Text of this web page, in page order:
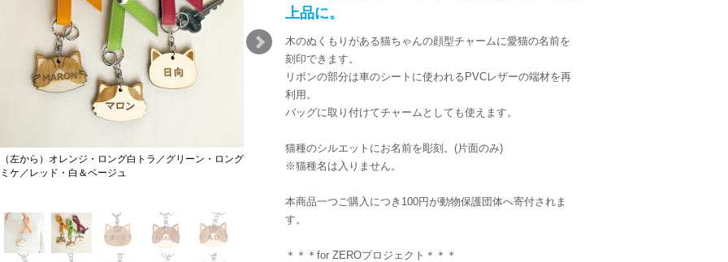
（左から）オレンジ・ロング白トラ／グリーン・ロング
ミケ／レッド・白＆ベージュ
上品に。
木のぬくもりがある猫ちゃんの顔型チャームに愛猫の名前を
刻印できます。
リボンの部分は車のシートに使われるPVCレザーの端材を再
利用。
バッグに取り付けてチャームとしても使えます。
猫種のシルエットにお名前を彫刻。(片面のみ)
※猫種名は入りません。
本商品一つご購入につき100円が動物保護団体へ寄付されま
す。
＊＊＊for ZEROプロジェクト＊＊＊